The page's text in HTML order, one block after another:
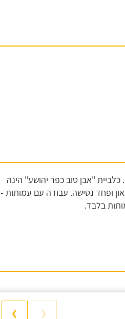
יואב ועם 27 שנות ניסיון בתחום. כלביית "אבן טוב כפר יהושע" הינה
ופחד נטישה. עבודה עם עמותות -
בלבד.
❮
❯